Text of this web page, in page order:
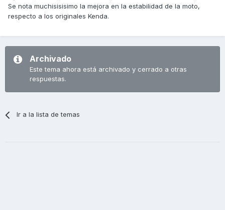
Se nota muchisisisimo la mejora en la estabilidad de la moto,
respecto a los originales Kenda.
Archivado
Este tema ahora está archivado y cerrado a otras
respuestas.
Ir a la lista de temas